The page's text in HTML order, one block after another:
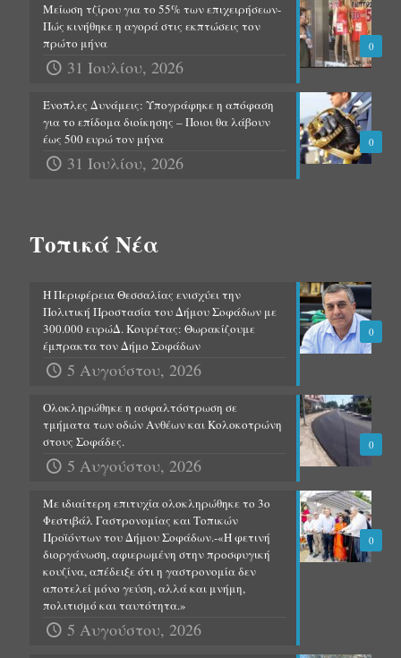
0
Μείωση τζίρου για το 55% των επιχειρήσεων-
Πώς κινήθηκε η αγορά στις εκπτώσεις τον
πρώτο μήνα
31 Ιουλίου, 2026
0
Ένοπλες Δυνάμεις: Υπογράφηκε η απόφαση
για το επίδομα διοίκησης – Ποιοι θα λάβουν
έως 500 ευρώ τον μήνα
31 Ιουλίου, 2026
Τοπικά Νέα
0
Η Περιφέρεια Θεσσαλίας ενισχύει την
Πολιτική Προστασία του Δήμου Σοφάδων με
300.000 ευρώΔ. Κουρέτας: Θωρακίζουμε
έμπρακτα τον Δήμο Σοφάδων
5 Αυγούστου, 2026
0
Ολοκληρώθηκε η ασφαλτόστρωση σε
τμήματα των οδών Ανθέων και Κολοκοτρώνη
στους Σοφάδες.
5 Αυγούστου, 2026
0
Με ιδιαίτερη επιτυχία ολοκληρώθηκε το 3ο
Φεστιβάλ Γαστρονομίας και Τοπικών
Προϊόντων του Δήμου Σοφάδων.-«Η φετινή
διοργάνωση, αφιερωμένη στην προσφυγική
κουζίνα, απέδειξε ότι η γαστρονομία δεν
αποτελεί μόνο γεύση, αλλά και μνήμη,
πολιτισμό και ταυτότητα.»
5 Αυγούστου, 2026